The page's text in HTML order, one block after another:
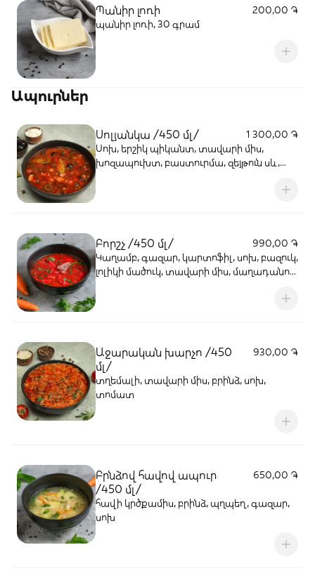
Պանիր լոռի
200,00 ֏
պանիր լոռի, 30 գրամ
Ապուրներ
Սոլյանկա /450 մլ/
1 300,00 ֏
Սոխ, երշիկ պիկանտ, տավարի միս,
խոզապուխտ, բաստուրմա, զեյթուն սև,
Բորշչ /450 մլ/
990,00 ֏
Կաղամբ, գազար, կարտոֆիլ, սոխ, բազուկ,
լոլիկի մածուկ, տավարի միս, մաղադանոս,
Աջարական խարչո /450
մլ/
930,00 ֏
տղեմալի, տավարի միս, բրինձ, սոխ,
տոմատ
Բրնձով հավով ապուր
/450 մլ/
650,00 ֏
հավի կրծքամիս, բրինձ, պղպեղ, գազար,
սոխ